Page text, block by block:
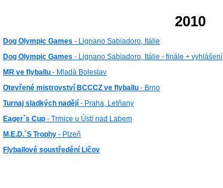
2010
Dog Olympic Games - Lignano Sabiadoro, Itálie
Dog Olympic Games - Lignano Sabiadoro, Itálie - finále + vyhlášení
MR ve flyballu - Mladá Boleslav
Otevřené mistrovství BCCCZ ve flyballu - Brno
Turnaj sladkých nadějí - Praha, Letňany
Eager`s Cup - Trmice u Ústí nad Labem
M.E.D.´S Trophy - Plzeň
Flyballové soustředění Ličov